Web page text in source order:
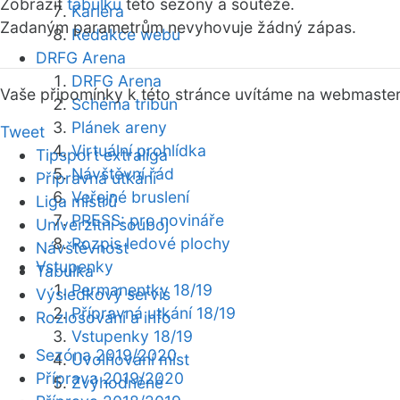
Kariéra
Redakce webu
DRFG Arena
DRFG Arena
Schéma tribun
Plánek areny
Virtuální prohlídka
Návštěvní řád
Veřejné bruslení
PRESS: pro novináře
Rozpis ledové plochy
Vstupenky
Permanentky 18/19
Přípravná utkání 18/19
Vstupenky 18/19
Uvolňování míst
Zvýhodněné
Zobrazit tabulku této sezóny a soutěže.
Zadaným parametrům nevyhovuje žádný zápas.
Vaše připomínky k této stránce uvítáme na webmaster
Tweet
Tipsport extraliga
Přípravná utkání
Liga mistrů
Univerzitní souboj
Návštěvnost
Tabulka
Výsledkový servis
Rozlosování a info
Sezóna 2019/2020
Příprava 2019/2020